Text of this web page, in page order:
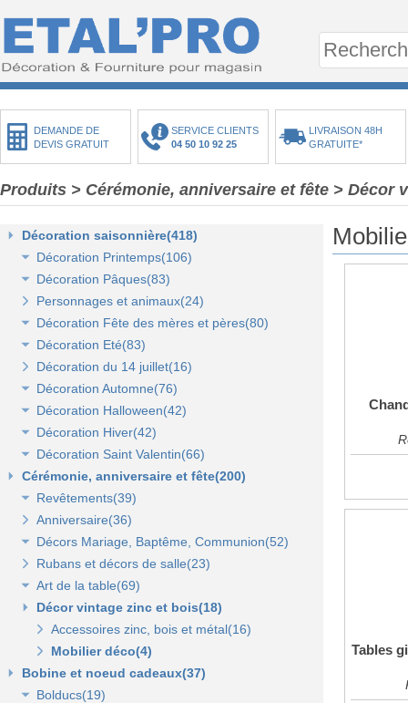
DEMANDE DE
DEVIS GRATUIT
SERVICE CLIENTS
04 50 10 92 25
LIVRAISON 48H
GRATUITE*
Produits > Cérémonie, anniversaire et fête > Décor
Décoration saisonnière(418)
Décoration Printemps(106)
Décoration vitrine de printemps(18)
Arbres et plantes printemps-été(20)
Bouquets fleurs et fruits(43)
Mini-maisons et jardins(19)
Pelouses mousses et végétaux(18)
Décoration Pâques(83)
Décoration vitrine de Pâques(14)
Décors de Pâques : les animaux(13)
Décors Pâques : Les Oeufs de Pâques(12)
Décor naturel et floral de Pâques(41)
Décoration de table de Pâques(15)
Personnages et animaux(24)
Décoration Fête des mères et pères(80)
Décor vitrine de fête des mères et pères(21)
Décors Fête des mères et pères(63)
Décoration Eté(83)
Décoration vitrine d'été(23)
Décors mer et plage(26)
Lanterne, lampion, déco de table et terrasse(37)
Eclairage électrique d'été(9)
Décoration du 14 juillet(16)
Décoration Automne(76)
Décoration vitrine d'automne(17)
Décors automne(62)
Décoration Halloween(42)
Décor vitrine d'halloween(8)
Décor halloween(36)
Décoration Hiver(42)
Décoration vitrine d'hiver(7)
Décors d'hiver(35)
Décoration Saint Valentin(66)
Décoration vitrine de Saint Valentin(15)
Décors Saint Valentin(56)
Cérémonie, anniversaire et fête(200)
Revêtements(39)
Non tissé(19)
Pelouses et revêtements nature(6)
Tissus(13)
Anniversaire(36)
Décors Mariage, Baptême, Communion(52)
Accessoires de cérémonie(14)
Sacs dragées, photophores et chandeliers(10)
Tulles et noeuds de mariage(16)
Rubans et décors de salle(23)
Art de la table(69)
Fleurs et déco de table(37)
Nappes et chemins de table(15)
Serviettes et vaisselle jetables(17)
Décor vintage zinc et bois(18)
Accessoires zinc, bois et métal(16)
Mobilier déco(4)
Bobine et noeud cadeaux(37)
Bolducs(19)
Tables